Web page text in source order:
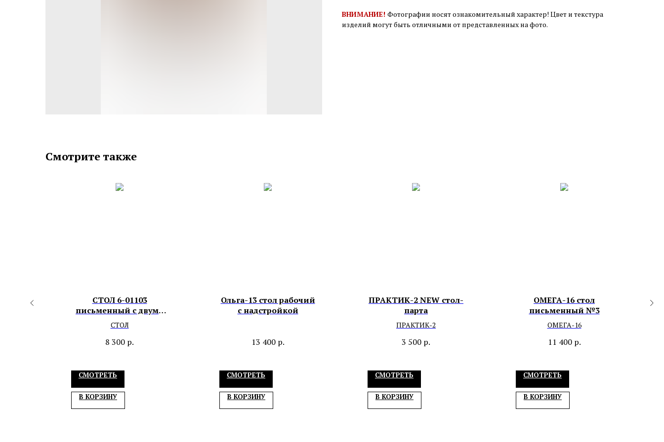
ВНИМАНИЕ! Фотографии носят ознакомительный характер! Цвет и текстура
изделий могут быть отличными от представленных на фото.
Смотрите также
СТОЛ 6-01103
письменный с двумя
ящиками и нишей
СТОЛ
8 300 р.
СМОТРЕТЬ
В КОРЗИНУ
Ольга-13 стол рабочий
с надстройкой
13 400 р.
СМОТРЕТЬ
В КОРЗИНУ
ПРАКТИК-2 NEW стол-
парта
ПРАКТИК-2
3 500 р.
СМОТРЕТЬ
В КОРЗИНУ
ОМЕГА-16 стол
письменный №3
ОМЕГА-16
11 400 р.
СМОТРЕТЬ
В КОРЗИНУ